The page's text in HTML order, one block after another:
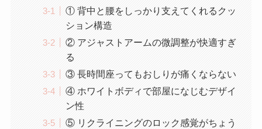
① 背中と腰をしっかり支えてくれるクッ
ション構造
② アジャストアームの微調整が快適すぎ
る
③ 長時間座ってもおしりが痛くならない
④ ホワイトボディで部屋になじむデザイ
ン性
⑤ リクライニングのロック感覚がちょう